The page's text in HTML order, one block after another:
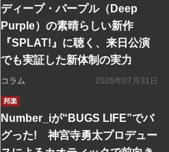
ディープ・パープル（Deep
Purple）の素晴らしい新作
『SPLAT!』に聴く、来日公演
でも実証した新体制の実力
コラム 2026年07月31日
邦楽
Number_iが“BUGS LIFE”でバ
グった! 神宮寺勇太プロデュー